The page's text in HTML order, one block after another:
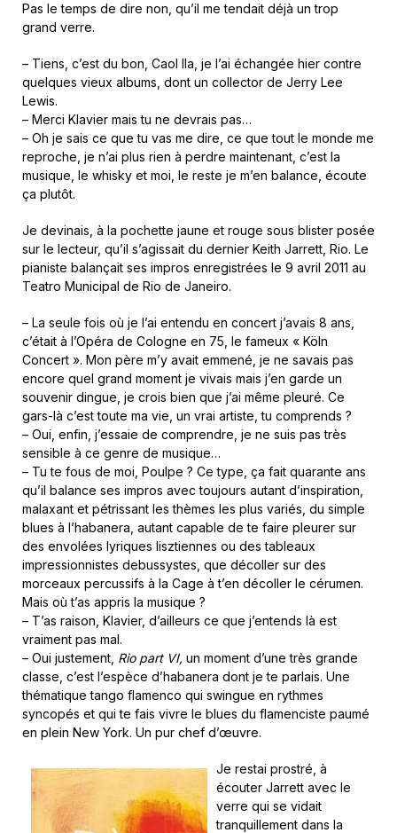
Pas le temps de dire non, qu’il me tendait déjà un trop
grand verre.
– Tiens, c’est du bon, Caol Ila, je l’ai échangée hier contre
quelques vieux albums, dont un collector de Jerry Lee
Lewis.
– Merci Klavier mais tu ne devrais pas…
– Oh je sais ce que tu vas me dire, ce que tout le monde me
reproche, je n’ai plus rien à perdre maintenant, c’est la
musique, le whisky et moi, le reste je m’en balance, écoute
ça plutôt.
Je devinais, à la pochette jaune et rouge sous blister posée
sur le lecteur, qu’il s’agissait du dernier Keith Jarrett, Rio. Le
pianiste balançait ses impros enregistrées le 9 avril 2011 au
Teatro Municipal de Rio de Janeiro.
– La seule fois où je l’ai entendu en concert j’avais 8 ans,
c’était à l’Opéra de Cologne en 75, le fameux « Köln
Concert ». Mon père m’y avait emmené, je ne savais pas
encore quel grand moment je vivais mais j’en garde un
souvenir dingue, je crois bien que j’ai même pleuré. Ce
gars-là c’est toute ma vie, un vrai artiste, tu comprends ?
– Oui, enfin, j’essaie de comprendre, je ne suis pas très
sensible à ce genre de musique…
– Tu te fous de moi, Poulpe ? Ce type, ça fait quarante ans
qu’il balance ses impros avec toujours autant d’inspiration,
malaxant et pétrissant les thèmes les plus variés, du simple
blues à l’habanera, autant capable de te faire pleurer sur
des envolées lyriques lisztiennes ou des tableaux
impressionnistes debussystes, que décoller sur des
morceaux percussifs à la Cage à t’en décoller le cérumen.
Mais où t’as appris la musique ?
– T’as raison, Klavier, d’ailleurs ce que j’entends là est
vraiment pas mal.
– Oui justement, Rio part VI, un moment d’une très grande
classe, c’est l’espèce d’habanera dont je te parlais. Une
thématique tango flamenco qui swingue en rythmes
syncopés et qui te fais vivre le blues du flamenciste paumé
en plein New York. Un pur chef d’œuvre.
Je restai prostré, à
écouter Jarrett avec le
verre qui se vidait
tranquillement dans la